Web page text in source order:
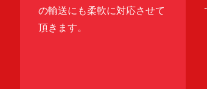
の輸送にも柔軟に対応させて
頂きます。